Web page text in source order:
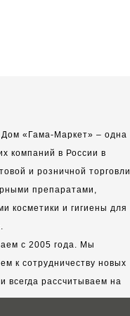
Дом «Гама-Маркет» – одна
компаний в России в
и розничной торговли
препаратами,
косметики и гигиены для
с 2005 года. Мы
к сотрудничеству новых
всегда рассчитываем на
долгосрочные